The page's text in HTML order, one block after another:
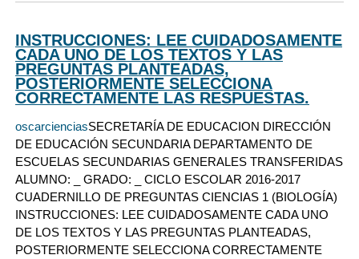
INSTRUCCIONES: LEE CUIDADOSAMENTE
CADA UNO DE LOS TEXTOS Y LAS
PREGUNTAS PLANTEADAS,
POSTERIORMENTE SELECCIONA
CORRECTAMENTE LAS RESPUESTAS.
oscarcienciasSECRETARÍA DE EDUCACION DIRECCIÓN
DE EDUCACIÓN SECUNDARIA DEPARTAMENTO DE
ESCUELAS SECUNDARIAS GENERALES TRANSFERIDAS
ALUMNO: _ GRADO: _ CICLO ESCOLAR 2016-2017
CUADERNILLO DE PREGUNTAS CIENCIAS 1 (BIOLOGÍA)
INSTRUCCIONES: LEE CUIDADOSAMENTE CADA UNO
DE LOS TEXTOS Y LAS PREGUNTAS PLANTEADAS,
POSTERIORMENTE SELECCIONA CORRECTAMENTE